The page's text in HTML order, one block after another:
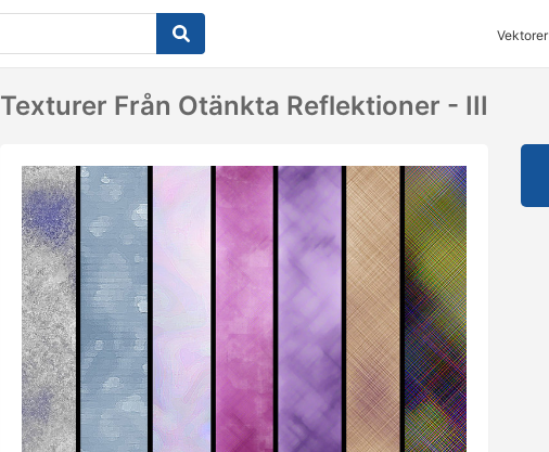
Vektorer
Texturer Från Otänkta Reflektioner - III